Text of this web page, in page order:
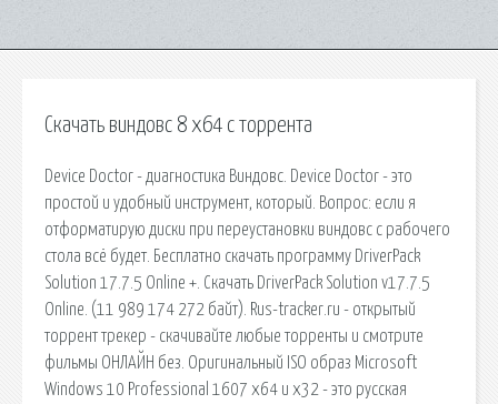
Скачать виндовс 8 х64 с торрента
Device Doctor - диагностика Виндовс. Device Doctor - это
простой и удобный инструмент, который. Вопрос: если я
отформатирую диски при переустановки виндовс с рабочего
стола всё будет. Бесплатно скачать программу DriverPack
Solution 17.7.5 Online +. Скачать DriverPack Solution v17.7.5
Online. (11 989 174 272 байт). Rus-tracker.ru - открытый
торрент трекер - скачивайте любые торренты и смотрите
фильмы ОНЛАЙН без. Оригинальный ISO образ Microsoft
Windows 10 Professional 1607 x64 и x32 - это русская